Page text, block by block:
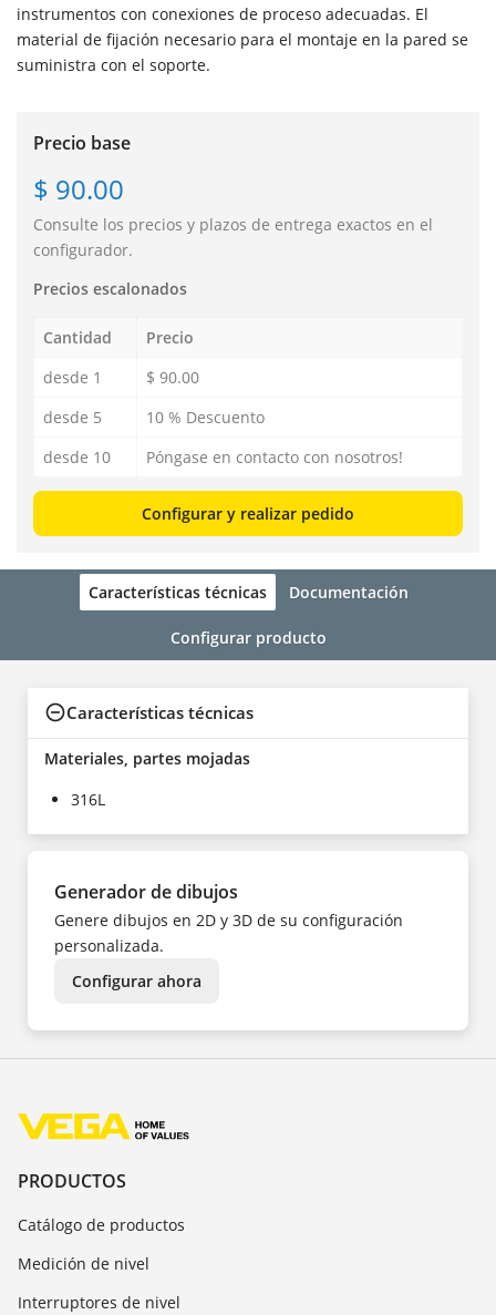
instrumentos con conexiones de proceso adecuadas. El
material de fijación necesario para el montaje en la pared se
suministra con el soporte.
Precio base
$ 90.00
Consulte los precios y plazos de entrega exactos en el
configurador.
Precios escalonados
Cantidad
Precio
desde 1
$ 90.00
desde 5
10 % Descuento
desde 10
Póngase en contacto con nosotros!
Configurar y realizar pedido
Características técnicas Documentación
Configurar producto
Características técnicas
Materiales, partes mojadas
316L
Generador de dibujos
Genere dibujos en 2D y 3D de su configuración
personalizada.
Configurar ahora
PRODUCTOS
Catálogo de productos
Medición de nivel
Interruptores de nivel